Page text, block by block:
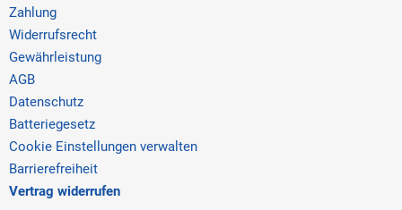
Zahlung
Widerrufsrecht
Gewährleistung
AGB
Datenschutz
Batteriegesetz
Cookie Einstellungen verwalten
Barrierefreiheit
Vertrag widerrufen